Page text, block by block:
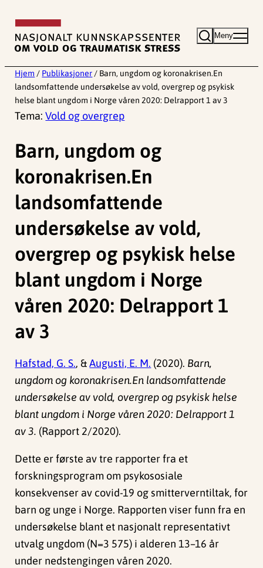
innhold
Meny
Hjem / Publikasjoner / Barn, ungdom og koronakrisen.En
landsomfattende undersøkelse av vold, overgrep og psykisk
helse blant ungdom i Norge våren 2020: Delrapport 1 av 3
Tema:Vold og overgrep
Barn, ungdom og
koronakrisen.En
landsomfattende
undersøkelse av vold,
overgrep og psykisk helse
blant ungdom i Norge
våren 2020: Delrapport 1
av 3
Hafstad, G. S., &Augusti, E. M. (2020). Barn,
ungdom og koronakrisen.En landsomfattende
undersøkelse av vold, overgrep og psykisk helse
blant ungdom i Norge våren 2020: Delrapport 1
av 3. (Rapport 2/2020).
Dette er første av tre rapporter fra et
forskningsprogram om psykososiale
konsekvenser av covid-19 og smitterverntiltak, for
barn og unge i Norge. Rapporten viser funn fra en
undersøkelse blant et nasjonalt representativt
utvalg ungdom (N=3 575) i alderen 13–16 år
under nedstengingen våren 2020.